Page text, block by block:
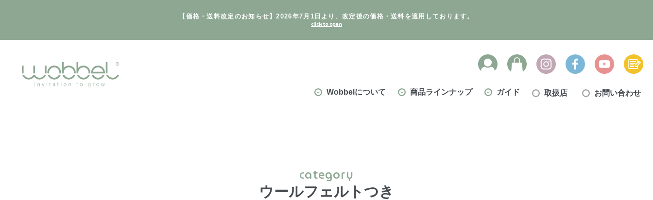
【価格・送料改定のお知らせ】2026年7月1日より、改定後の価格・送料を適用しております。
Wobbelについて 商品ラインナップ ガイド 取扱店 お問い合わせ
category
ウールフェルトつき